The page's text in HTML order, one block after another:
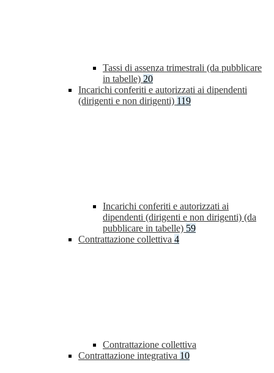
Tassi di assenza trimestrali (da pubblicare
in tabelle) 20
Incarichi conferiti e autorizzati ai dipendenti
(dirigenti e non dirigenti) 119
Incarichi conferiti e autorizzati ai
dipendenti (dirigenti e non dirigenti) (da
pubblicare in tabelle) 59
Contrattazione collettiva 4
Contrattazione collettiva
Contrattazione integrativa 10